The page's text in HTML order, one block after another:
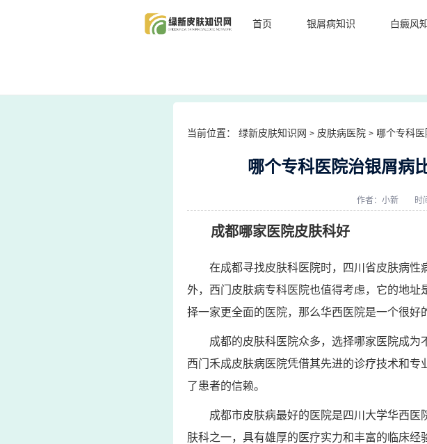
首页 银屑病知识 白癜风
当前位置： 绿新皮肤知识网 > 皮肤病医院 > 哪个专科
哪个专科医院治银屑病
作者：小新 时
成都哪家医院皮肤科好
在成都寻找皮肤科医院时，四川省皮肤病
外，西门皮肤病专科医院也值得考虑，它的地
择一家更全面的医院，那么华西医院是一个很好
成都的皮肤科医院众多，选择哪家医院成为
西门禾成皮肤病医院凭借其先进的诊疗技术和
了患者的信赖。
成都市皮肤病最好的医院是四川大学华西
肤科之一，具有雄厚的医疗实力和丰富的临床